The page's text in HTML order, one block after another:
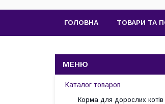
ГОЛОВНА ТОВАРИ ТА
Каталог товаров
Корма для дорослих котів